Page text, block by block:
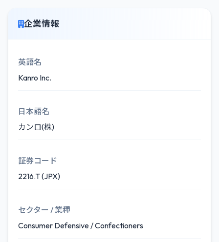
企業情報
英語名
Kanro Inc.
日本語名
カンロ(株)
証券コード
2216.T (JPX)
セクター / 業種
Consumer Defensive / Confectioners